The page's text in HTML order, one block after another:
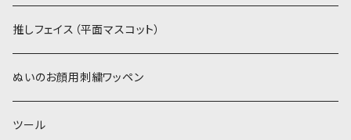
パウダーボア（4mm）
ウィッグボア（8cm）
リボン
推しフェイス（平面マスコット）
ぬいのお顔用刺繍ワッペン
ツール